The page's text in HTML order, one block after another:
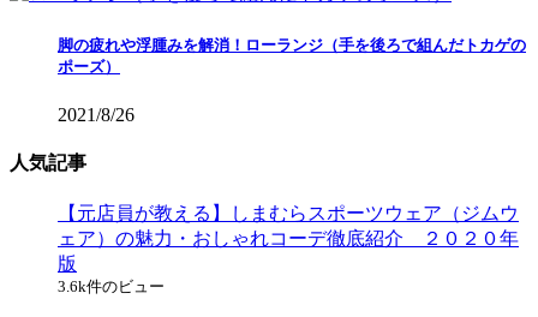
脚の疲れや浮腫みを解消！ローランジ（手を後ろで組んだトカゲの
ポーズ）
2021/8/26
人気記事
【元店員が教える︎】しまむらスポーツウェア（ジムウ
ェア）の魅力・おしゃれコーデ徹底紹介 ２０２０年
版
3.6k件のビュー